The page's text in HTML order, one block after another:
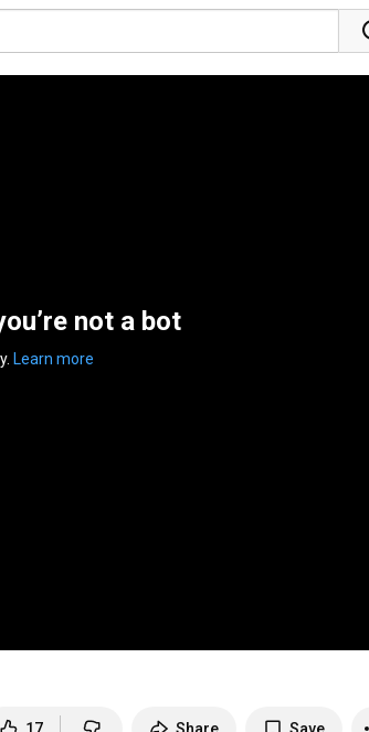
not a bot
Learn more